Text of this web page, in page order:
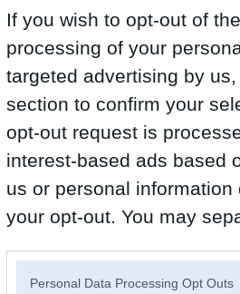
If you wish to opt-out of
processing of your
targeted advertising by
section to confirm your
opt-out request is
interest-based ads based
us or personal
your opt-out. You may
Personal Data Processing Opt Outs